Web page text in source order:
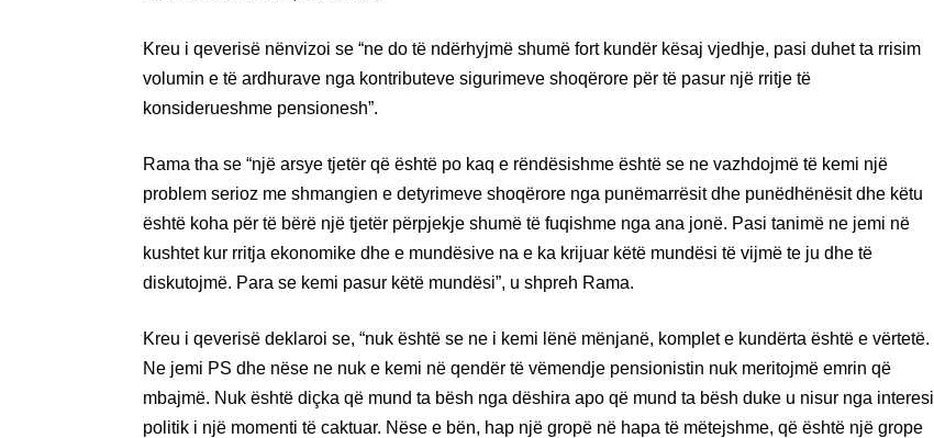
Kreu i qeverisë nënvizoi se “ne do të ndërhyjmë shumë fort kundër kësaj vjedhje, pasi duhet ta rrisim
volumin e të ardhurave nga kontributeve sigurimeve shoqërore për të pasur një rritje të
konsiderueshme pensionesh”.
Rama tha se “një arsye tjetër që është po kaq e rëndësishme është se ne vazhdojmë të kemi një
problem serioz me shmangien e detyrimeve shoqërore nga punëmarrësit dhe punëdhënësit dhe këtu
është koha për të bërë një tjetër përpjekje shumë të fuqishme nga ana jonë. Pasi tanimë ne jemi në
kushtet kur rritja ekonomike dhe e mundësive na e ka krijuar këtë mundësi të vijmë te ju dhe të
diskutojmë. Para se kemi pasur këtë mundësi”, u shpreh Rama.
Kreu i qeverisë deklaroi se, “nuk është se ne i kemi lënë mënjanë, komplet e kundërta është e vërtetë.
Ne jemi PS dhe nëse ne nuk e kemi në qendër të vëmendje pensionistin nuk meritojmë emrin që
mbajmë. Nuk është diçka që mund ta bësh nga dëshira apo që mund ta bësh duke u nisur nga interesi
politik i një momenti të caktuar. Nëse e bën, hap një gropë në hapa të mëtejshme, që është një grope